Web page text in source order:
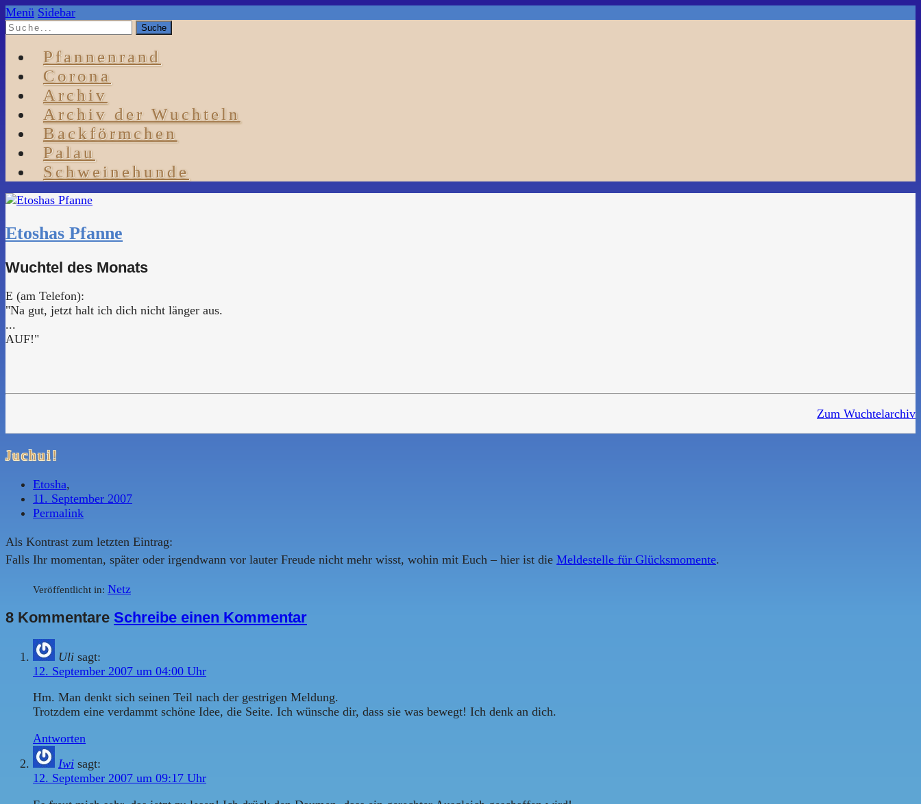
Menü Sidebar
Pfannenrand
Corona
Archiv
Archiv der Wuchteln
Backförmchen
Palau
Schweinehunde
Etoshas Pfanne
Wuchtel des Monats
E (am Telefon):
"Na gut, jetzt halt ich dich nicht länger aus.
...
AUF!"
Zum Wuchtelarchiv
Juchui!
Etosha,
11. September 2007
Permalink
Als Kontrast zum letzten Eintrag:
Falls Ihr momentan, später oder irgendwann vor lauter Freude nicht mehr wisst, wohin mit Euch – hier ist die Meldestelle für Glücksmomente.
Veröffentlicht in: Netz
8 Kommentare Schreibe einen Kommentar
Uli sagt:
12. September 2007 um 04:00 Uhr
Hm. Man denkt sich seinen Teil nach der gestrigen Meldung.
Trotzdem eine verdammt schöne Idee, die Seite. Ich wünsche dir, dass sie was bewegt! Ich denk an dich.
Antworten
Iwi sagt:
12. September 2007 um 09:17 Uhr